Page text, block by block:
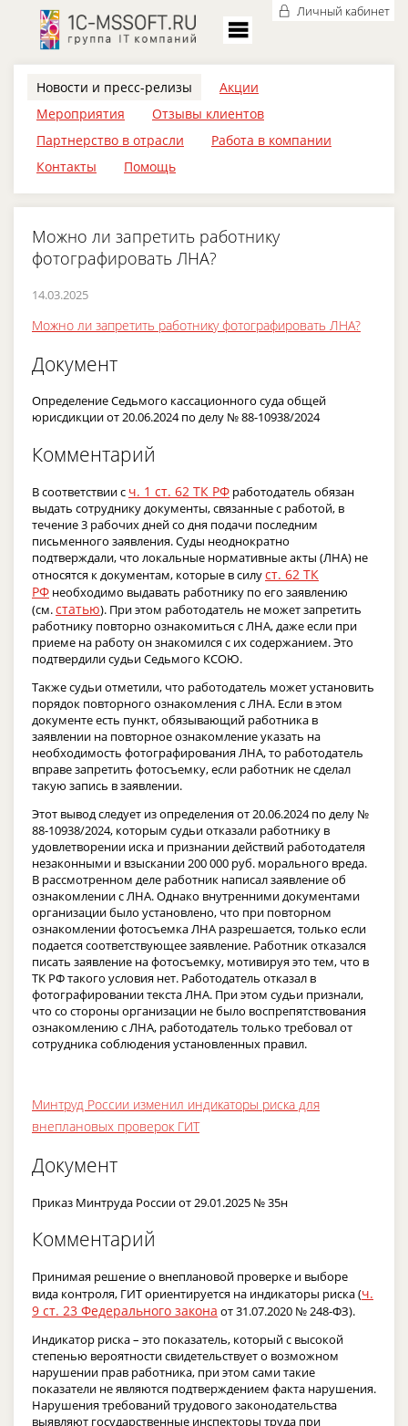
Личный кабинет
Новости и пресс-релизы
Акции
Мероприятия
Отзывы клиентов
Партнерство в отрасли
Работа в компании
Контакты
Помощь
Можно ли запретить работнику
фотографировать ЛНА?
14.03.2025
Можно ли запретить работнику фотографировать ЛНА?
Документ
Определение Седьмого кассационного суда общей
юрисдикции от 20.06.2024 по делу № 88-10938/2024
Комментарий
В соответствии с ч. 1 ст. 62 ТК РФ работодатель обязан
выдать сотруднику документы, связанные с работой, в
течение 3 рабочих дней со дня подачи последним
письменного заявления. Суды неоднократно
подтверждали, что локальные нормативные акты (ЛНА) не
относятся к документам, которые в силуст. 62 ТК
РФ необходимо выдавать работнику по его заявлению
(см.статью). При этом работодатель не может запретить
работнику повторно ознакомиться с ЛНА, даже если при
приеме на работу он знакомился с их содержанием. Это
подтвердили судьи Седьмого КСОЮ.
Также судьи отметили, что работодатель может установить
порядок повторного ознакомления с ЛНА. Если в этом
документе есть пункт, обязывающий работника в
заявлении на повторное ознакомление указать на
необходимость фотографирования ЛНА, то работодатель
вправе запретить фотосъемку, если работник не сделал
такую запись в заявлении.
Этот вывод следует из определения от 20.06.2024 по делу №
88-10938/2024, которым судьи отказали работнику в
удовлетворении иска и признании действий работодателя
незаконными и взыскании 200 000 руб. морального вреда.
В рассмотренном деле работник написал заявление об
ознакомлении с ЛНА. Однако внутренними документами
организации было установлено, что при повторном
ознакомлении фотосъемка ЛНА разрешается, только если
подается соответствующее заявление. Работник отказался
писать заявление на фотосъемку, мотивируя это тем, что в
ТК РФ такого условия нет. Работодатель отказал в
фотографировании текста ЛНА. При этом судьи признали,
что со стороны организации не было воспрепятствования
ознакомлению с ЛНА, работодатель только требовал от
сотрудника соблюдения установленных правил.
Минтруд России изменил индикаторы риска для
внеплановых проверок ГИТ
Документ
Приказ Минтруда России от 29.01.2025 № 35н
Комментарий
Принимая решение о внеплановой проверке и выборе
вида контроля, ГИТ ориентируется на индикаторы риска (ч.
9 ст. 23 Федерального закона от 31.07.2020 № 248-ФЗ).
Индикатор риска – это показатель, который с высокой
степенью вероятности свидетельствует о возможном
нарушении прав работника, при этом сами такие
показатели не являются подтверждением факта нарушения.
Нарушения требований трудового законодательства
выявляют государственные инспекторы труда при